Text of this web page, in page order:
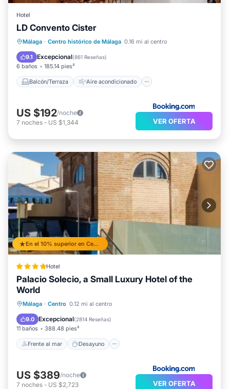
Hotel
LD Convento Cister
Málaga · Centro histórico de Málaga 0.16 mi al centro
9.1 Excepcional(861 Reseñas)
6 baños 185.14 pies²
Balcón/Terraza Aire acondicionado
Balcón/Terraza
Aire acondicionado
Internet
Accesibilidad
US $192/noche
7 noches - US $1,344 VER OFERTA
En el 10% superior en Centro
Hotel
Palacio Solecio, a Small Luxury Hotel of the
World
Málaga · Centro 0.12 mi al centro
9.0 Excepcional(2814 Reseñas)
11 baños 388.48 pies²
Frente al mar Desayuno
Frente al mar
Desayuno
Aparcamiento
Piscina
US $389/noche
7 noches - US $2,723 VER OFERTA